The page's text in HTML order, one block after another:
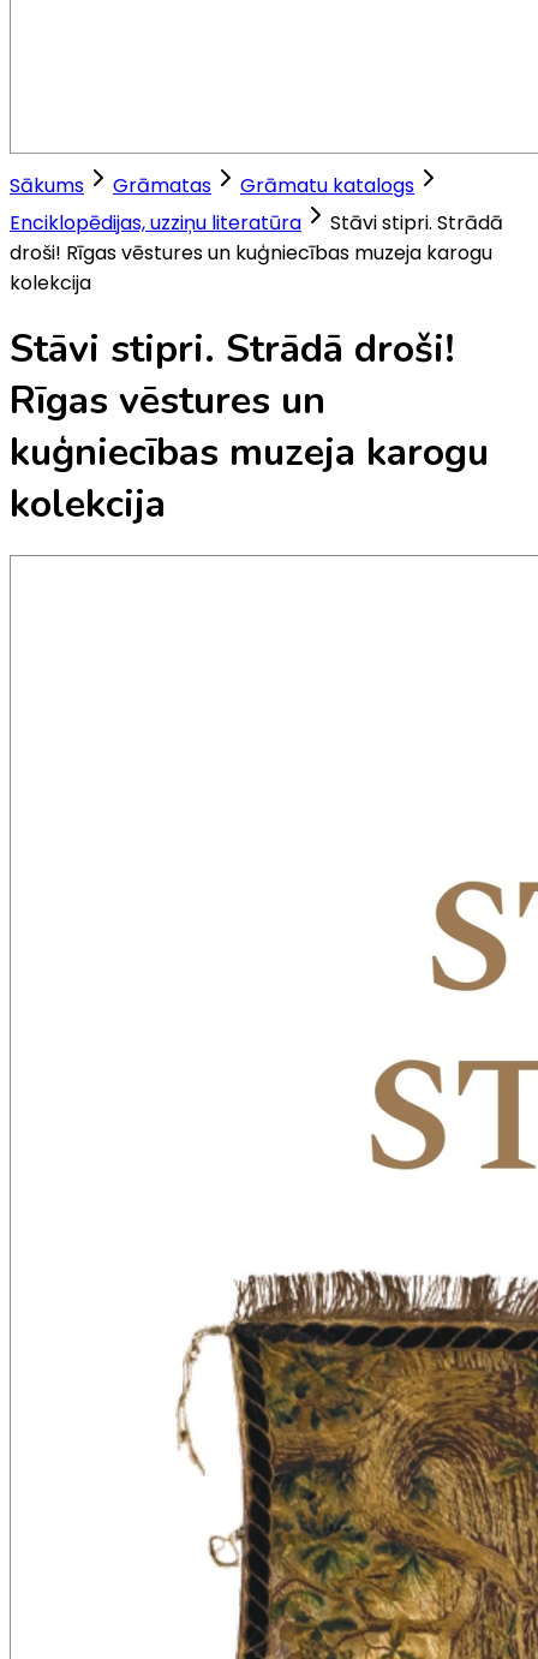
Sākums Grāmatas
Grāmatu katalogs
Enciklopēdijas, uzziņu literatūra
Stāvi stipri. Strādā
droši! Rīgas vēstures un kuģniecības muzeja karogu
kolekcija
Stāvi stipri. Strādā droši!
Rīgas vēstures un
kuģniecības muzeja karogu
kolekcija